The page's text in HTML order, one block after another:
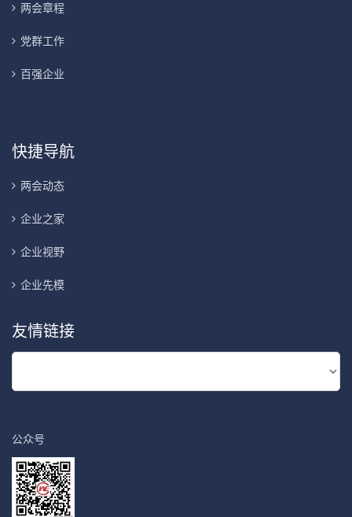
两会章程
党群工作
百强企业
快捷导航
两会动态
企业之家
企业视野
企业先模
友情链接
公众号